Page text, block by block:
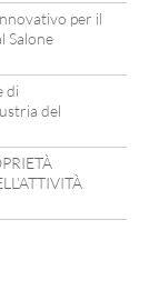
per il
Salone
di
del